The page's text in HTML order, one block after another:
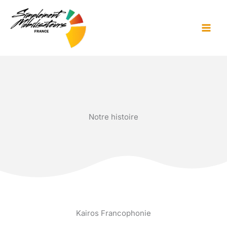
contenu
Notre histoire
Kairos Francophonie